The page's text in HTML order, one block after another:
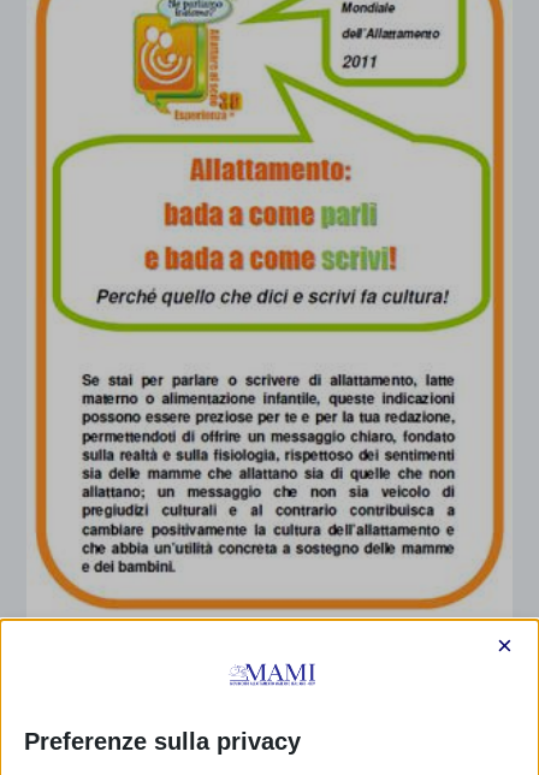
BADA A COME PARLI!
Set 28, 2011|Opuscoli
Comunicato stampa congiunto www.acp.it
Preferenze sulla privacy
×